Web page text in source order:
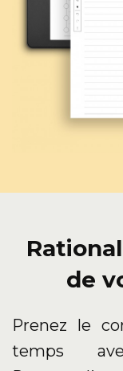
de
Prenez le
temps